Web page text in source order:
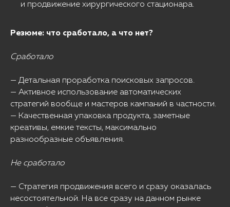
и продвижение хирургического стационара.
Резюме: что сработало, а что нет?
Сработало
— Детальная проработка поисковых запросов.
— Активное использование автоматических
стратегий вообще и мастеров кампаний в частности.
— Качественная упаковка продукта, заметные
креативы, емкие тексты, максимально
разнообразные объявления.
Не сработало
— Стратегия продвижения всего и сразу оказалась
несостоятельной. На все сразу на данном рынке